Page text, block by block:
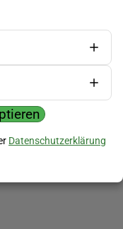
Datenschutzerklärung